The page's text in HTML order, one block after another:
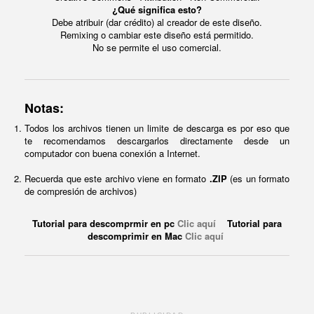
¿Qué significa esto?
Debe atribuir (dar crédito) al creador de este diseño.
Remixing o cambiar este diseño está permitido.
No se permite el uso comercial.
Notas:
Todos los archivos tienen un limite de descarga es por eso que
te recomendamos descargarlos directamente desde un
computador con buena conexión a Internet.
Recuerda que este archivo viene en formato .ZIP(es un formato
de compresión de archivos)
Tutorial para descomprmir en pc Clic aquí Tutorial para
descomprimir en Mac Clic aquí